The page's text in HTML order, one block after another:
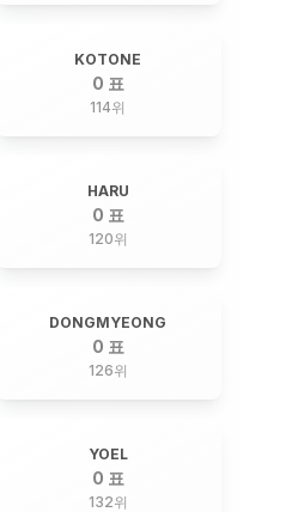
KOTONE
0 표
114위
HARU
0 표
120위
DONGMYEONG
0 표
126위
YOEL
0 표
132위